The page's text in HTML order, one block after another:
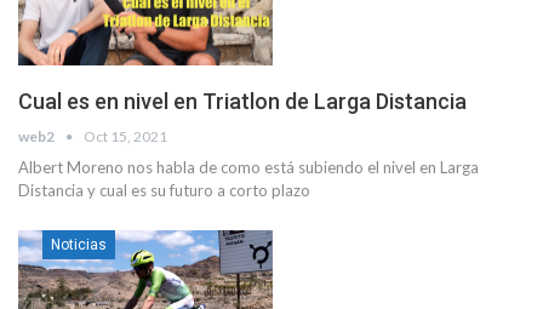
Cual es en nivel en Triatlon de Larga Distancia
web2 Oct 15, 2021
Albert Moreno nos habla de como está subiendo el nivel en Larga
Distancia y cual es su futuro a corto plazo
Noticias